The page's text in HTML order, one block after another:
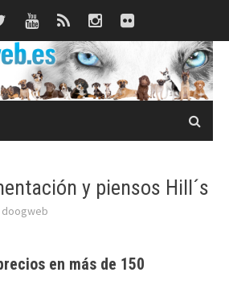
y piensos Hill´s
doogweb
en más de 150